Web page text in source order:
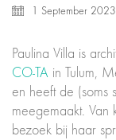
1 September 2023
Paulina Villa is
CO-TA in Tulum,
en heeft de (soms
meegemaakt. Van
bezoek bij haar